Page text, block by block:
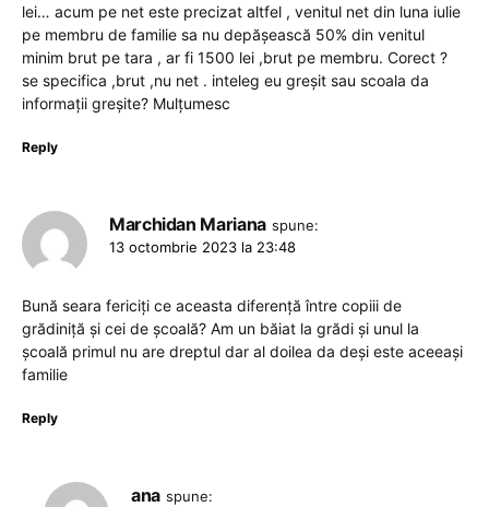
lei… acum pe net este precizat altfel , venitul net din luna iulie
pe membru de familie sa nu depășească 50% din venitul
minim brut pe tara , ar fi 1500 lei ,brut pe membru. Corect ?
se specifica ,brut ,nu net . inteleg eu greșit sau scoala da
informații greșite? Mulțumesc
Reply
Marchidan Mariana spune:
13 octombrie 2023 la 23:48
Bună seara fericiți ce aceasta diferență între copiii de
grădiniță și cei de școală? Am un băiat la grădi și unul la
școală primul nu are dreptul dar al doilea da deși este aceeași
familie
Reply
ana spune: